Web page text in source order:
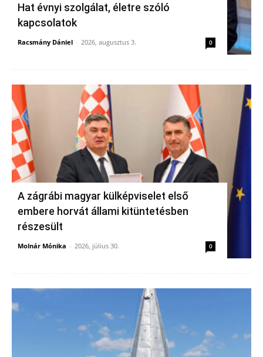
Hat évnyi szolgálat, életre szóló
kapcsolatok
Racsmány Dániel - 2026, augusztus 3. 0
A zágrábi magyar külképviselet első
embere horvát állami kitüntetésben
részesült
Molnár Mónika - 2026, július 30. 0